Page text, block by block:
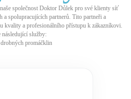
společnost Doktor Důlek pro své klienty síť
a spolupracujících partnerů. Tito partneři a
kvality a profesionálního přístupu k zákazníkovi.
služby:
promáčklin